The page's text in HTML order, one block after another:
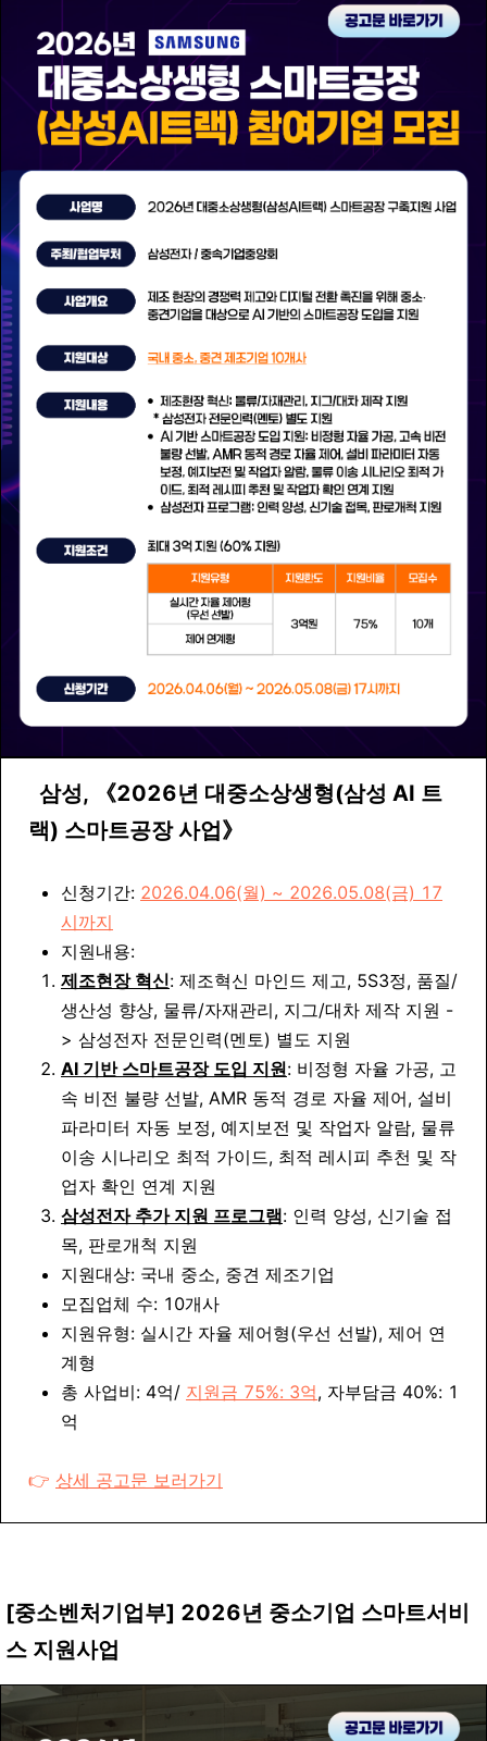
삼성, 《2026년 대중소상생형(삼성 AI 트
랙) 스마트공장사업》
신청기간: 2026.04.06(월) ~ 2026.05.08(금) 17
시까지
지원내용:
제조현장 혁신: 제조혁신 마인드 제고, 5S3정, 품질/
생산성 향상, 물류/자재관리, 지그/대차 제작 지원 -
> 삼성전자 전문인력(멘토) 별도 지원
AI 기반 스마트공장 도입 지원: 비정형 자율 가공, 고
속 비전 불량 선발, AMR 동적 경로 자율 제어, 설비
파라미터 자동 보정, 예지보전 및 작업자 알람, 물류
이송 시나리오 최적 가이드, 최적 레시피 추천 및 작
업자 확인 연계 지원
삼성전자 추가 지원 프로그램: 인력 양성, 신기술 접
목, 판로개척 지원
지원대상: 국내 중소, 중견 제조기업
모집업체 수: 10개사
지원유형: 실시간 자율 제어형(우선 선발), 제어 연
계형
총 사업비: 4억/ 지원금 75%: 3억, 자부담금 40%: 1
억
👉 상세 공고문 보러가기
[중소벤처기업부] 2026년 중소기업 스마트서비
스 지원사업